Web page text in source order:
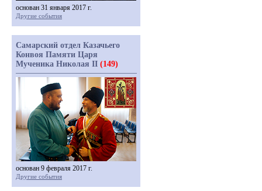
основан 31 января 2017 г.
Другие события
Самарский отдел Казачьего
Конвоя Памяти Царя
Мученика Николая II (149)
основан 9 февраля 2017 г.
Другие события